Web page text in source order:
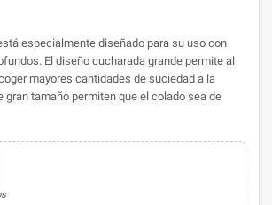
especialmente diseñado para su uso con
El diseño cucharada grande permite al
mayores cantidades de suciedad a la
gran tamaño permiten que el colado sea de